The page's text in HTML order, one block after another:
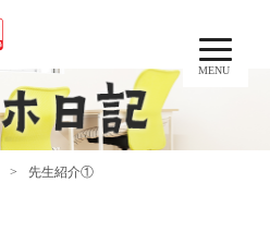
MENU
先生紹介①